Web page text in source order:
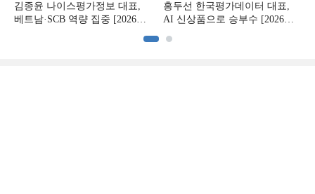
김종윤 나이스평가정보 대표,
베트남·SCB 역량 집중 [2026
홍두선 한국평가데이터 대표,
AI 신상품으로 승부수 [2026